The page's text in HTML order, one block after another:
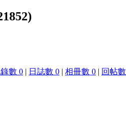
數 0 | 日誌數 0 | 相冊數 0 | 回帖數